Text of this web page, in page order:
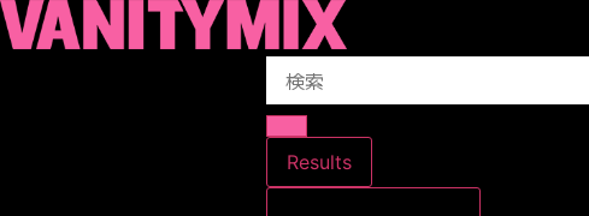
コ
ン
Search
Results